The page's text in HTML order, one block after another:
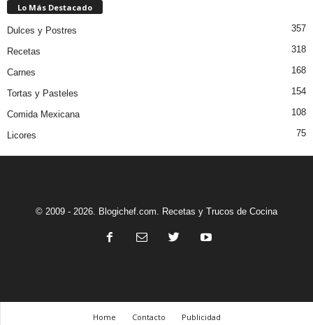
Lo Más Destacado
Dulces y Postres 357
Recetas 318
Carnes 168
Tortas y Pasteles 154
Comida Mexicana 108
Licores 75
© 2009 - 2026. Blogichef.com. Recetas y Trucos de Cocina
Home Contacto Publicidad